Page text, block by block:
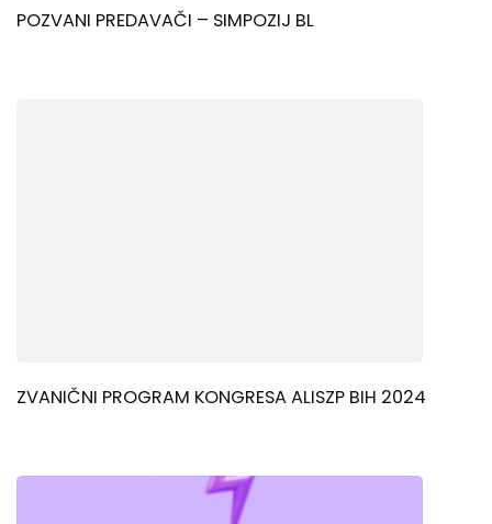
POZVANI PREDAVAČI – SIMPOZIJ BL
ZVANIČNI PROGRAM KONGRESA ALISZP BIH 2024